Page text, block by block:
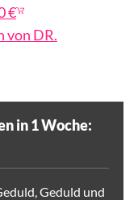
€
von DR.
in 1 Woche:
Geduld und